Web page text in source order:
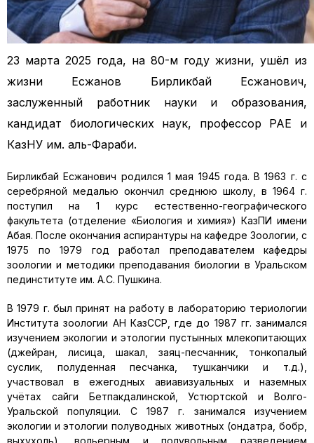
23 марта 2025 года, на 80-м году жизни, ушёл из
жизни Есжанов Бирликбай Есжанович,
заслуженный работник науки и образования,
кандидат биологических наук, профессор РАЕ и
КазНУ им. аль-Фараби.
Бирликбай Есжанович родился 1 мая 1945 года. В 1963 г. с
серебряной медалью окончил среднюю школу, в 1964 г.
поступил на 1 курс естественно-географического
факультета (отделение «Биология и химия») КазПИ имени
Абая. После окончания аспирантуры на кафедре Зоологии, с
1975 по 1979 год работал преподавателем кафедры
зоологии и методики преподавания биологии в Уральском
пединституте им. А.С. Пушкина.
В 1979 г. был принят на работу в лабораторию териологии
Института зоологии АН КазССР, где до 1987 гг. занимался
изучением экологии и этологии пустынных млекопитающих
(джейран, лисица, шакал, заяц-песчанник, тонкопалый
суслик, полуденная песчанка, тушканчики и т.д.),
участвовал в ежегодных авиавизуальных и наземных
учётах сайги Бетпакдалинской, Устюртской и Волго-
Уральской популяции. С 1987 г. занимался изучением
экологии и этологии полуводных животных (ондатра, бобр,
выхухоль), вольерным и полувольным разведением